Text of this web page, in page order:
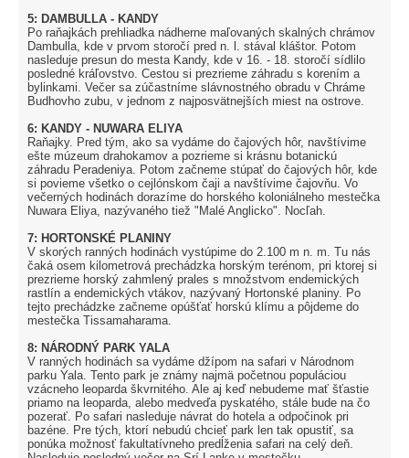
5: DAMBULLA - KANDY
Po raňajkách prehliadka nádherne maľovaných skalných chrámov
Dambulla, kde v prvom storočí pred n. l. stával kláštor. Potom
nasleduje presun do mesta Kandy, kde v 16. - 18. storočí sídlilo
posledné kráľovstvo. Cestou si prezrieme záhradu s korením a
bylinkami. Večer sa zúčastníme slávnostného obradu v Chráme
Budhovho zubu, v jednom z najposvätnejších miest na ostrove.
6: KANDY - NUWARA ELIYA
Raňajky. Pred tým, ako sa vydáme do čajových hôr, navštívime
ešte múzeum drahokamov a pozrieme si krásnu botanickú
záhradu Peradeniya. Potom začneme stúpať do čajových hôr, kde
si povieme všetko o cejlónskom čaji a navštívime čajovňu. Vo
večerných hodinách dorazíme do horského koloniálneho mestečka
Nuwara Eliya, nazývaného tiež "Malé Anglicko". Nocľah.
7: HORTONSKÉ PLANINY
V skorých ranných hodinách vystúpime do 2.100 m n. m. Tu nás
čaká osem kilometrová prechádzka horským terénom, pri ktorej si
prezrieme horský zahmlený prales s množstvom endemických
rastlín a endemických vtákov, nazývaný Hortonské planiny. Po
tejto prechádzke začneme opúšťať horskú klímu a pôjdeme do
mestečka Tissamaharama.
8: NÁRODNÝ PARK YALA
V ranných hodinách sa vydáme džípom na safari v Národnom
parku Yala. Tento park je známy najmä početnou populáciou
vzácneho leoparda škvrnitého. Ale aj keď nebudeme mať šťastie
priamo na leoparda, alebo medveďa pyskatého, stále bude na čo
pozerať. Po safari nasleduje návrat do hotela a odpočinok pri
bazéne. Pre tých, ktorí nebudú chcieť park len tak opustiť, sa
ponúka možnosť fakultatívneho predĺženia safari na celý deň.